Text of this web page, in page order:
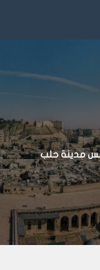
مدينة حلب